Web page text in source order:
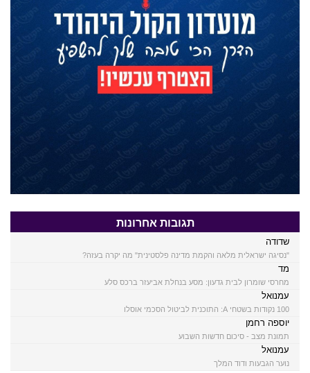
תגובות אחרונות
שדודה
"נסיגה ישראלית מלאה והקמת מדינה פלסטינית" מה יקרה בעזה?
מד
מחרסי שומרון לבית גדעון: מסע בנחלת אביעזר ברכס סלע
עמנואל
100 נקודות בשטחי A: התוכנית לביטול הסכמי אוסלו
יוספה רחמן
תמונת מצב - סיכום חדשות השבוע
עמנואל
נוער הגבעות ודוד המלך